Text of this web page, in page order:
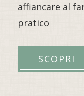
affiancare al
pratico
SCOPRI